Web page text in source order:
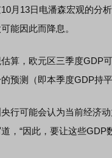
13日电潘森宏观的分析
能因此而降息。
，欧元区三季度GDP可
预测（即本季度GDP持平
可能会认为当前经济动
，“因此，要让这些